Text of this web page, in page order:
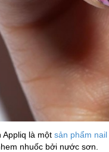
Appliq là một sản phẩm nail
nhuốc bởi nước sơn.